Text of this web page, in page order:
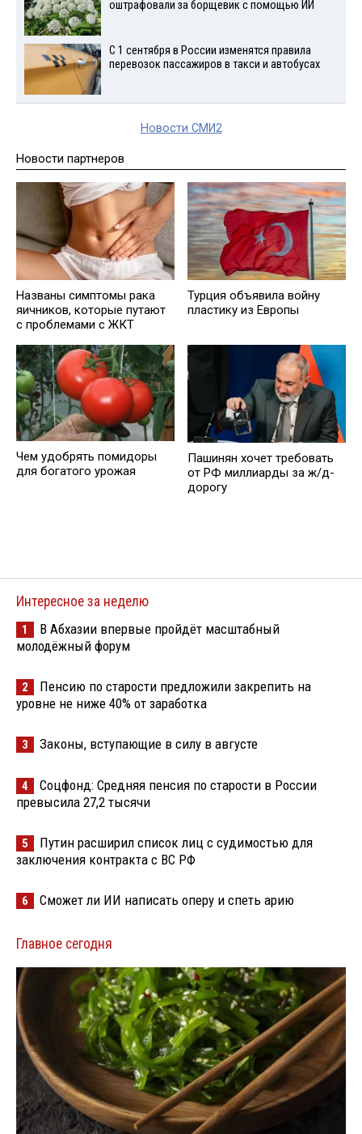
оштрафовали за борщевик с помощью ИИ
С 1 сентября в России изменятся правила
перевозок пассажиров в такси и автобусах
Новости СМИ2
Новости партнеров
Названы симптомы рака
яичников, которые путают
с проблемами с ЖКТ
Турция объявила войну
пластику из Европы
Чем удобрять помидоры
для богатого урожая
Пашинян хочет требовать
от РФ миллиарды за ж/д-
дорогу
Интересное за неделю
1
В Абхазии впервые пройдёт масштабный
молодёжный форум
2
Пенсию по старости предложили закрепить на
уровне не ниже 40% от заработка
3 Законы, вступающие в силу в августе
4
Соцфонд: Средняя пенсия по старости в России
превысила 27,2 тысячи
5
Путин расширил список лиц с судимостью для
заключения контракта с ВС РФ
6 Сможет ли ИИ написать оперу и спеть арию
Главное сегодня